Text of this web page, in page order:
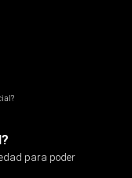
para poder